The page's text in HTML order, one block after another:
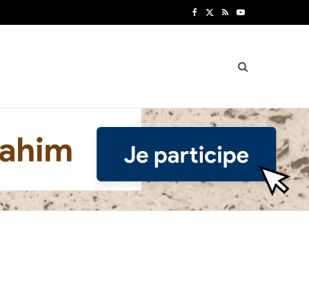
b
o
i
t
r
R Y
u
u
e